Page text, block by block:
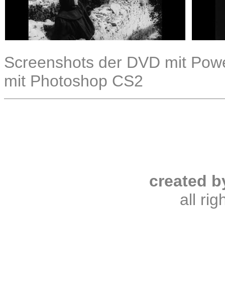
Screenshots der DVD mit
mit Photoshop CS2
created
all